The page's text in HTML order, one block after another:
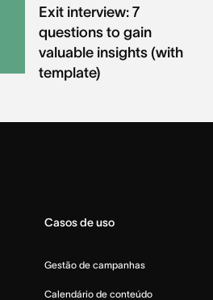
Exit interview: 7
questions to gain
valuable insights (with
template)
Casos de uso
Gestão de campanhas
Calendário de conteúdo